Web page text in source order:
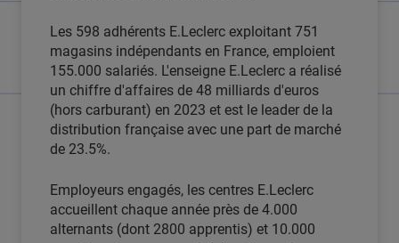
Les 598 adhérents E.Leclerc exploitant 751
magasins indépendants en France, emploient
155.000 salariés. L'enseigne E.Leclerc a réalisé
un chiffre d'affaires de 48 milliards d'euros
(hors carburant) en 2023 et est le leader de la
distribution française avec une part de marché
de 23.5%.
Employeurs engagés, les centres E.Leclerc
accueillent chaque année près de 4.000
alternants (dont 2800 apprentis) et 10.000